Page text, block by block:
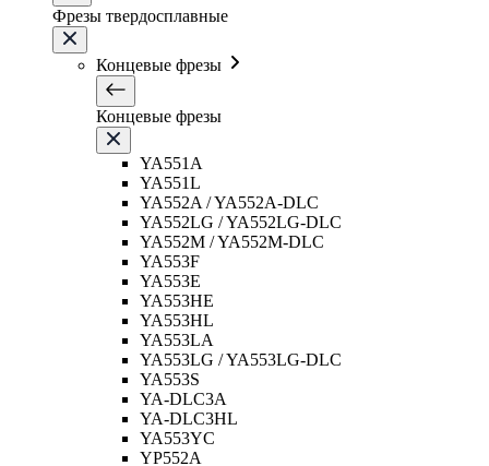
Фрезы твердосплавные
Концевые фрезы
Концевые фрезы
YA551A
YA551L
YA552A / YA552A-DLC
YA552LG / YA552LG-DLC
YA552M / YA552M-DLC
YA553F
YA553E
YA553HE
YA553HL
YA553LA
YA553LG / YA553LG-DLC
YA553S
YA-DLC3A
YA-DLC3HL
YA553YC
YP552A